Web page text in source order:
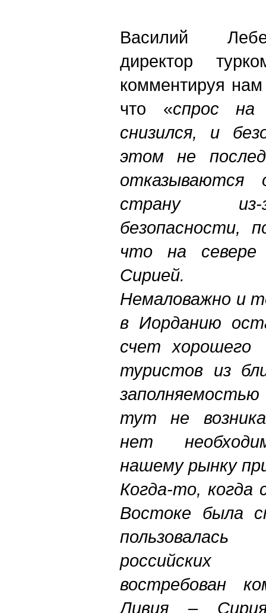
Василий
директор
комментируя нам
что «спрос на
снизился, и
этом не
страну из-
безопасности,
что на севере
Сирией.
Немаловажно и
в Иорданию
счет
туристов из
тут не
нет
нашему рынку
Когда-то, когда
Востоке была
востребован
Ливия –